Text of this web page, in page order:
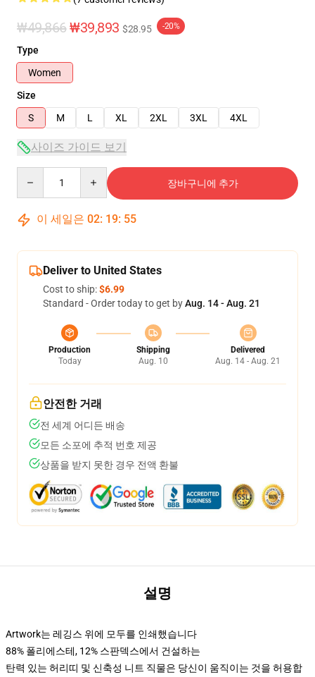
₩49,866₩39,893 $28.95 -20%
Type
Women
Size
S
M L XL 2XL 3XL 4XL
사이즈 가이드 보기
장바구니에 추가
이 세일은 02: 19: 54
Deliver to United States
Cost to ship:$6.99
Standard - Order today to get byAug. 14 - Aug. 21
Production
Today
Shipping
Aug. 10
Delivered
Aug. 14 - Aug. 21
안전한 거래
전 세계 어디든 배송
모든 소포에 추적 번호 제공
상품을 받지 못한 경우 전액 환불
설명
Artwork는 레깅스 위에 모두를 인쇄했습니다
88% 폴리에스테, 12% 스판덱스에서 건설하는
탄력 있는 허리띠 및 신축성 니트 직물은 당신이 움직이는 것을 허용합